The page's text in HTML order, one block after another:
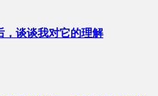
，谈谈我对它的理解